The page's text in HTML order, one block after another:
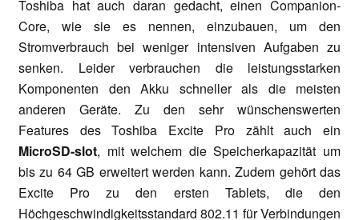
Toshiba hat auch daran gedacht, einen Companion-
Core, wie sie es nennen, einzubauen, um den
Stromverbrauch bei weniger intensiven Aufgaben zu
senken. Leider verbrauchen die leistungsstarken
Komponenten den Akku schneller als die meisten
anderen Geräte. Zu den sehr wünschenswerten
Features des Toshiba Excite Pro zählt auch ein
MicroSD-slot, mit welchem die Speicherkapazität um
bis zu 64 GB erweitert werden kann. Zudem gehört das
Excite Pro zu den ersten Tablets, die den
Höchgeschwindigkeitsstandard 802.11 für Verbindungen